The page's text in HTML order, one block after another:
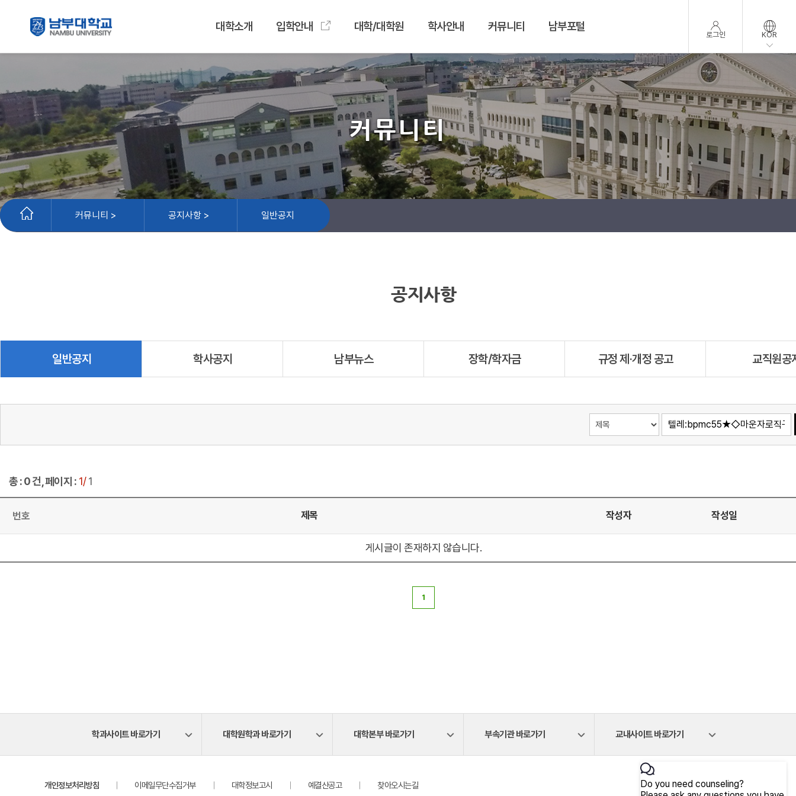
대학소개 입학안내 대학/대학원 학사안내 커뮤니티 남부포털
로그인 KOR
커뮤니티
커뮤니티 > 공지사항 > 일반공지
공지사항
일반공지 학사공지 남부뉴스 장학/학자금 규정 제·개정 공고 교직원공
총 : 0 건, 페이지 : 1/ 1
번호 제목 작성자 작성일
게시글이 존재하지 않습니다.
1
학과사이트 바로가기 대학원학과 바로가기 대학본부 바로가기 부속기관 바로가기 교내사이트 바로가기
개인정보처리방침 이메일무단수집거부 대학정보고시 예결산공고 찾아오시는길